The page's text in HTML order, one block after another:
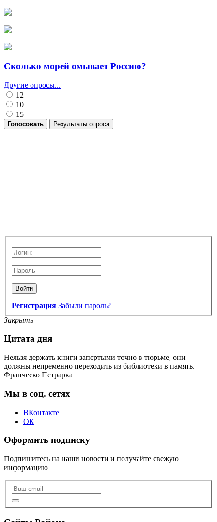
Сколько морей омывает Россию?
Другие опросы...
12
10
15
Голосовать Результаты опроса
Войти
Регистрация Забыли пароль?
Закрыть
Цитата дня
Нельзя держать книги запертыми точно в тюрьме, они
должны непременно переходить из библиотеки в память.
Франческо Петрарка
Мы в соц. сетях
ВКонтакте
ОК
Оформить подписку
Подпишитесь на наши новости и получайте свежую
информацию